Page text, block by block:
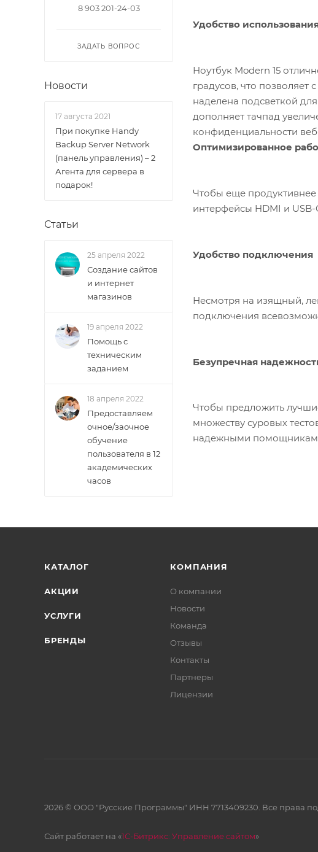
Удобство
Ноутбук Modern 15
градусов, что
наделена подсветкой
дополняет тачпад
конфиденциальности
Оптимизированное
Чтобы еще
интерфейсы HDMI и
Удобство подключения
Несмотря на изящный,
подключения
Безупречная
Чтобы предложить
множеству суровых
надежными
8 903 201-24-03
ЗАДАТЬ ВОПРОС
Новости
17 августа 2021
При покупке Handy
Backup Server Network
(панель управления) – 2
Агента для сервера в
подарок!
Статьи
25 апреля 2022
Создание сайтов
и интернет
магазинов
19 апреля 2022
Помощь с
техническим
заданием
18 апреля 2022
Предоставляем
очное/заочное
обучение
пользователя в 12
академических
часов
КАТАЛОГ
АКЦИИ
УСЛУГИ
БРЕНДЫ
КОМПАНИЯ
О компании
Новости
Команда
Отзывы
Контакты
Партнеры
Лицензии
2026 © ООО "Русские Программы" ИНН 7713409230. Все права
Сайт работает на «1С-Битрикс: Управление сайтом»